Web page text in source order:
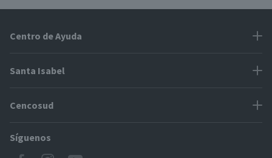
Centro de Ayuda
Problemas con tu pedido
Cómo modificar mis datos
Modos de entrega y cobertura
Santa Isabel
Proveedores
Cencosud
Paris
Síguenos